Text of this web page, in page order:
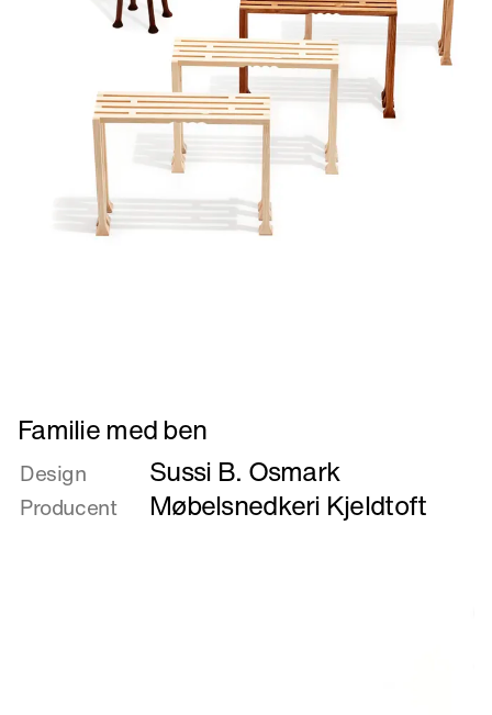
Læs
mere
om
Familie
med
Familie med ben
Design Sussi B. Osmark
Producent Møbelsnedkeri Kjeldtoft